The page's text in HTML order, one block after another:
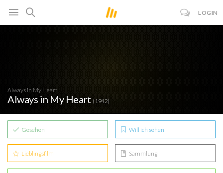
LOGIN
Always in My Heart
Always in My Heart (1942)
Gesehen Will ich sehen
Lieblingsfilm Sammlung